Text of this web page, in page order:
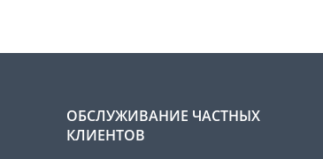
ОБСЛУЖИВАНИЕ ЧАСТНЫХ
КЛИЕНТОВ